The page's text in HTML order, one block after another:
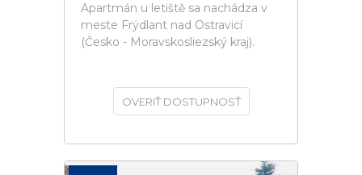
Apartmán u letiště sa nachádza v
meste Frýdlant nad Ostravicí
(Česko - Moravskosliezský kraj).
OVERIŤ DOSTUPNOSŤ